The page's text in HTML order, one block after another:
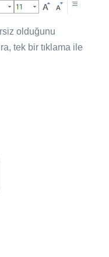
olduğunu
tek bir tıklama ile